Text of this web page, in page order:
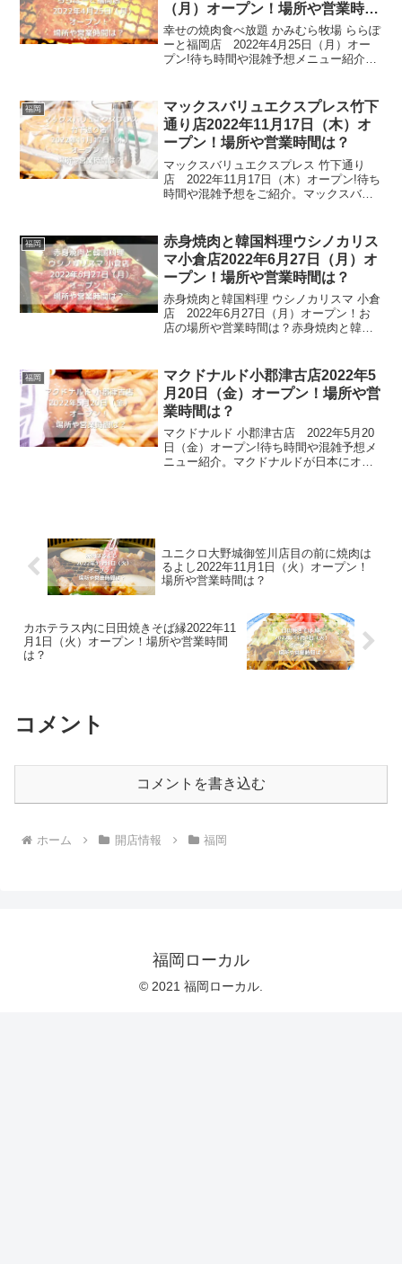
（月）オープン！場所や営業時間
は？
幸せの焼肉食べ放題 かみむら牧場 ららぽ
ーと福岡店 2022年4月25日（月）オー
プン!待ち時間や混雑予想メニュー紹介。
で食べることが出来る焼肉店です。全卓
タッチパ...
福岡
マックスバリュエクスプレス竹下
通り店2022年11月17日（木）オ
ープン！場所や営業時間は？
マックスバリュエクスプレス 竹下通り
店 2022年11月17日（木）オープン!待ち
時間や混雑予想をご紹介。マックスバリ
に展開する都市型小規模店舗業態です。
このたび、...
福岡
赤身焼肉と韓国料理ウシノカリス
マ小倉店2022年6月27日（月）オ
ープン！場所や営業時間は？
赤身焼肉と韓国料理 ウシノカリスマ 小倉
店 2022年6月27日（月）オープン！お
店の場所や営業時間は？赤身焼肉と韓国
えする料理が多く、出てくる度に「お
～！！」と声が...
福岡
マクドナルド小郡津古店2022年5
月20日（金）オープン！場所や営
業時間は？
マクドナルド 小郡津古店 2022年5月20
日（金）オープン!待ち時間や混雑予想メ
ニュー紹介。マクドナルドが日本にオー
ユニクロ大野城御笠川店目の前に焼肉は
るよし2022年11月1日（火）オープン！
場所や営業時間は？
カホテラス内に日田焼きそば縁2022年11
月1日（火）オープン！場所や営業時間
は？
コメント
コメントを書き込む
ホーム 開店情報 福岡
福岡ローカル
© 2021 福岡ローカル.